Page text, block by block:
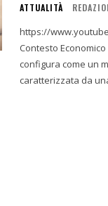
ATTUALITÀ
https://www.youtube.com/
Contesto Economico Globale ed
configura come un
caratterizzata da